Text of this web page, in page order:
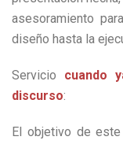
asesoramiento
diseño hasta la
Servicio cuando
discurso:
El objetivo de